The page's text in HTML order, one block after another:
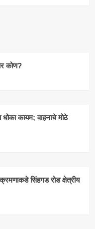
कोण?
कायम; वाहनाचे मोठे
सिंहगड रोड क्षेत्रीय